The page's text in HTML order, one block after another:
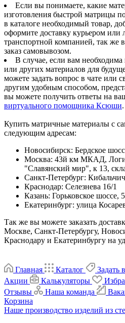
Если вы понимаете, какие
изготовления быстрой матрицы
в каталоге необходимый товар,
оформите доставку курьером
транспортной компанией, так же
заказ самовывозом.
В случае, если вам
или других материалов для
можете задать вопрос в чате или
другим удобным способом,
вы можете получить ответы на
виртуального помощника Ксюши.
Купить матричные материалы с
следующим адресам:
Новосибирск: Бердское
Москва: 43й км МКАД,
"Славянский мир", к 13,
Санкт-Петербург:
Краснодар: Селезнева 16/1
Казань: Горьковское шоссе,
Екатеринбург: улица
Так же вы можете заказать
Москве, Санкт-Петербургу,
Краснодару и Екатеринбургу на
Главная Каталог Задать
Акции
Калькуляторы
Отзывы
Наша команда
Корзина
Наше производство изделий из